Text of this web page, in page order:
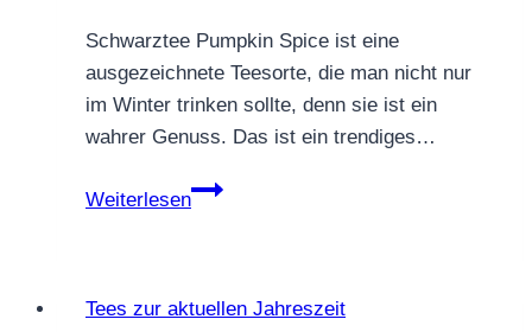
Schwarztee Pumpkin Spice ist eine
ausgezeichnete Teesorte, die man nicht nur
im Winter trinken sollte, denn sie ist ein
wahrer Genuss. Das ist ein trendiges…
Weiterlesen
Schwarztee
Tees zur aktuellen Jahreszeit